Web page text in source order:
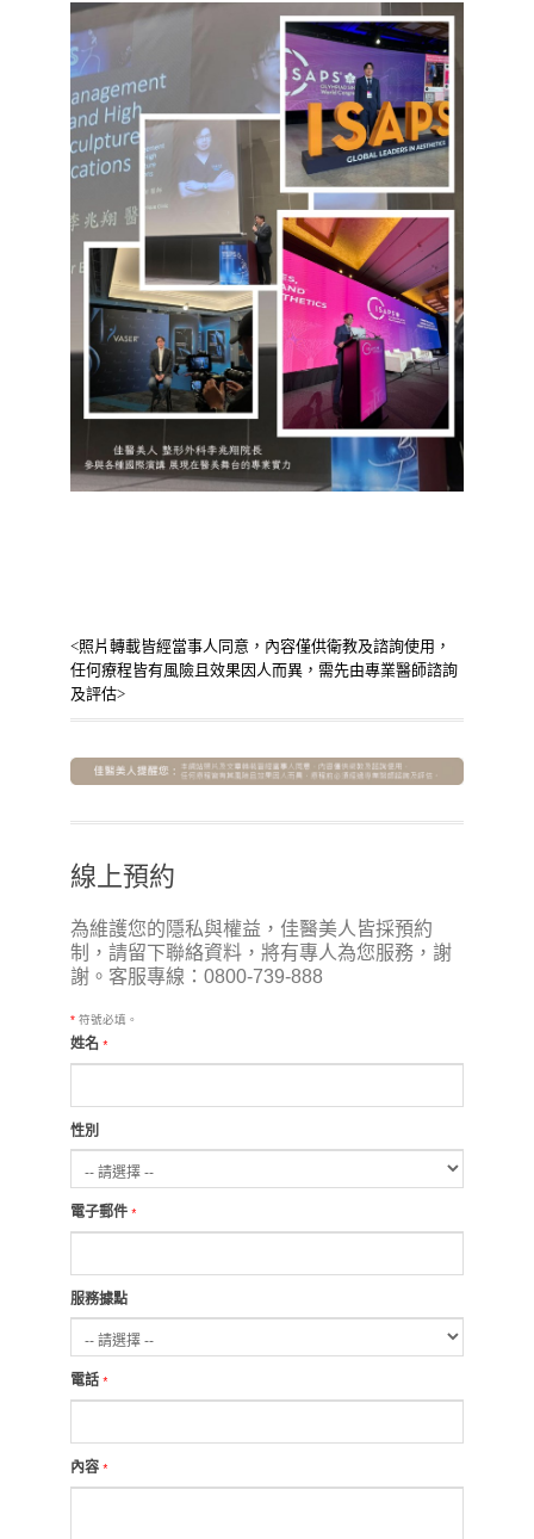
<照片轉載皆經當事人同意，內容僅供衛教及諮詢使用，
任何療程皆有風險且效果因人而異，需先由專業醫師諮詢
及評估>
線上預約
為維護您的隱私與權益，佳醫美人皆採預約
制，請留下聯絡資料，將有專人為您服務，謝
謝。客服專線：0800-739-888
* 符號必填。
姓名 *
性別
電子郵件 *
服務據點
電話 *
內容 *